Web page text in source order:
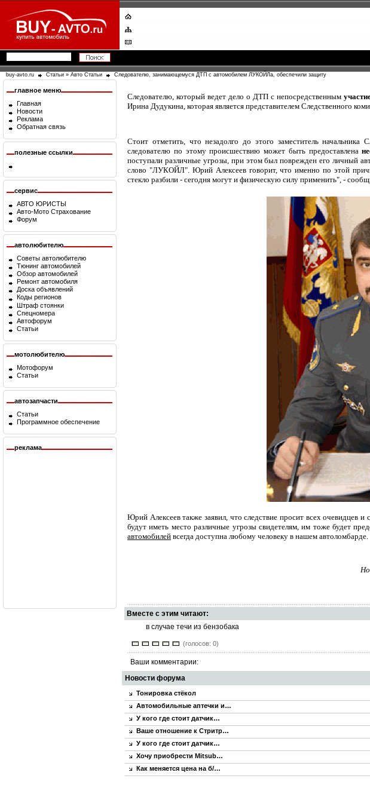
buy-avto.ru Статьи » Авто Статьи Следователю, занимающемуся ДТП с автомобилем ЛУКОЙЛа, обеспечили защиту
главное меню
Главная
Новости
Реклама
Обратная связь
полезные ссылки
сервис
АВТО ЮРИСТЫ
Авто-Мото Страхование
Форум
автолюбителю
Советы автолюбителю
Тюнинг автомобилей
Обзор автомобилей
Ремонт автомобиля
Доска объявлений
Коды регионов
Штраф стоянки
Спецномера
Автофорум
Статьи
мотолюбителю
Мотофорум
Статьи
автозапчасти
Статьи
Программное обеспечение
реклама
Следователю, который ведет дело о ДТП с непосредственным
Ирина Дудукина, которая является представителем Следственного
Стоит отметить, что незадолго до этого заместитель
следователю по этому происшествию может быть предоставлена
поступали различные угрозы, при этом был поврежден его личный
слово "ЛУКОЙЛ". Юрий Алексеев говорит, что именно по этой
стекло разбили - сегодня могут и физическую силу применить", -
Юрий Алексеев также заявил, что следствие просит всех
будут иметь место различные угрозы свидетелям, им тоже будет
автомобилей всегда доступна любому человеку в нашем автоломбарде.
Вместе с этим читают:
в случае течи из бензобака
(голосов: 0)
Ваши комментарии:
Новости форума
Тонировка стёкол
Автомобильные аптечки и…
У кого где стоит датчик…
Ваше отношение к Стритр…
У кого где стоит датчик…
Хочу приобрести Mitsub…
Как меняется цена на б/…